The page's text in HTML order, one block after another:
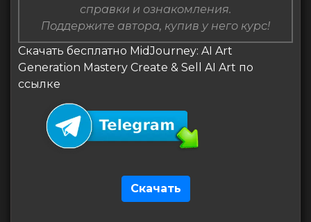
справки и ознакомления.
Поддержите автора, купив у него курс!
Скачать бесплатно MidJourney: AI Art
Generation Mastery Create & Sell AI Art по
ссылке
Скачать